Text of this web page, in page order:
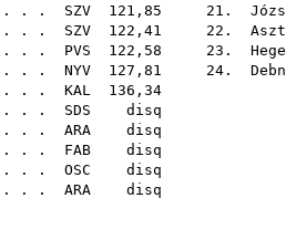
. . . SZV 121,85 21.
. . . SZV 122,41 22.
. . PVS 122,58 23.
. . NYV 127,81 24.
. . . KAL
. . SDS
. . ARA
. . . FAB
. . . OSC
. . . ARA